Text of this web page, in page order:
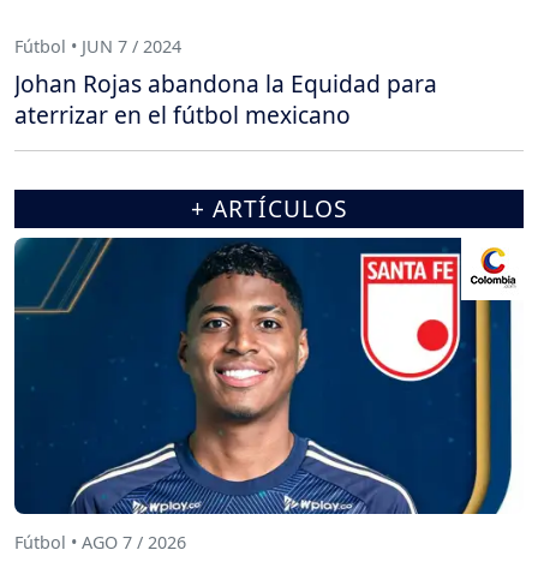
Fútbol • JUN 7 / 2024
Johan Rojas abandona la Equidad para
aterrizar en el fútbol mexicano
+ ARTÍCULOS
Fútbol • AGO 7 / 2026